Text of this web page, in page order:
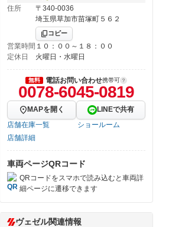
住所
〒340-0036
埼玉県草加市苗塚町５６２
コピー
営業時間 １０：００～１８：００
定休日
火曜日・水曜日
無料 電話お問い合わせ携帯可
0078-6045-0819
MAPを開く
LINEで共有
店舗在庫一覧
ショールーム
店舗詳細
車両ページQRコード
QRコードをスマホで読み込むと車両詳
細ページに遷移できます
ヴェゼル関連情報